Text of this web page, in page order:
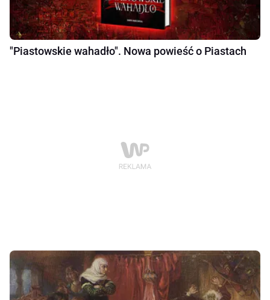
"Piastowskie wahadło". Nowa powieść o Piastach